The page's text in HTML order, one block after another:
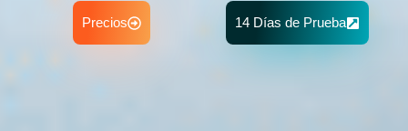
Precios 14 Días de Prueba